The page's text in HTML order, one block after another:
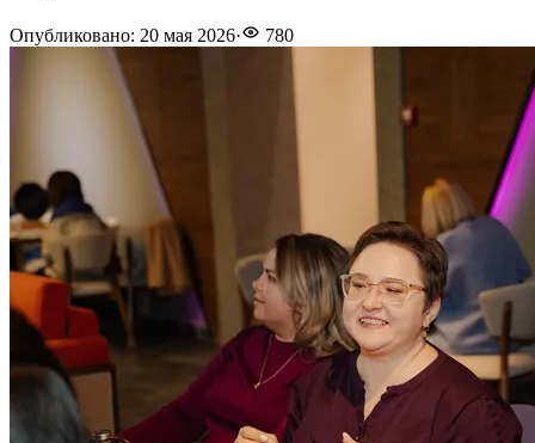
Опубликовано: 20 мая 2026· 780